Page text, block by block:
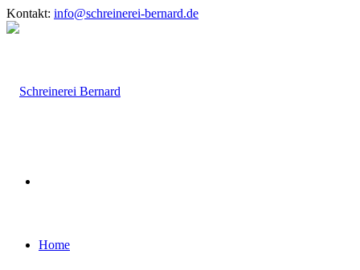
Kontakt: info@schreinerei-bernard.de
Home